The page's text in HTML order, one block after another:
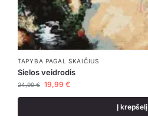
TAPYBA PAGAL SKAIČIUS
Sielos veidrodis
24,99€ 19,99 €
Į krepšelį